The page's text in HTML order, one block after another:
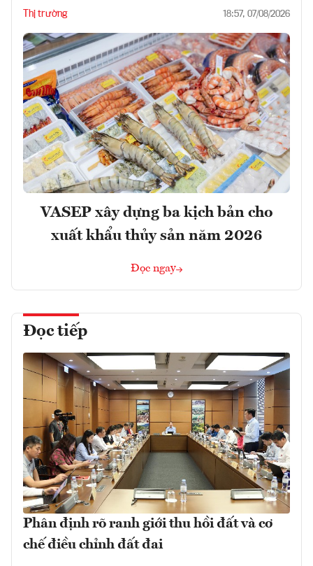
Thị trường 18:57, 07/08/2026
VASEP xây dựng ba kịch bản cho
xuất khẩu thủy sản năm 2026
Đọc ngay
Đọc tiếp
Phân định rõ ranh giới thu hồi đất và cơ
chế điều chỉnh đất đai